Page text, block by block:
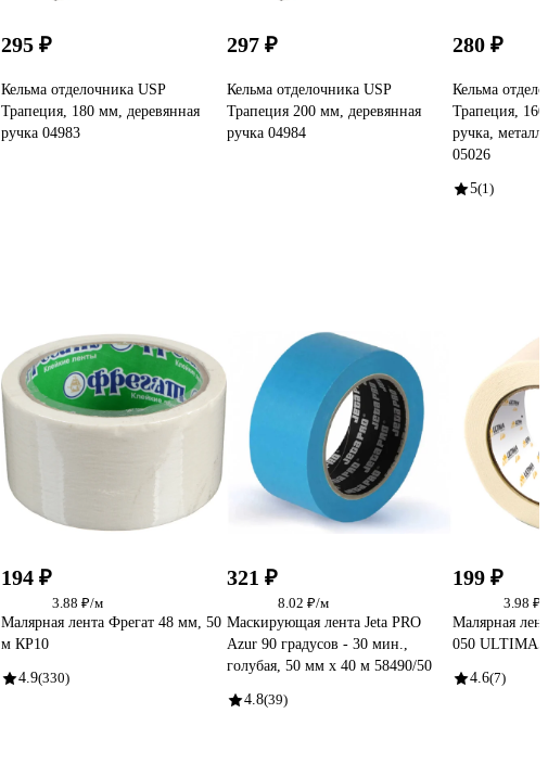
295 ₽
Кельма отделочника USP
Трапеция, 180 мм, деревянная
ручка 04983
297 ₽
Кельма отделочника USP
Трапеция 200 мм, деревянная
ручка 04984
280 ₽
Кельма
Трапеция,
ручка,
05026
5(1)
194 ₽
3.88 ₽/м
Малярная лента Фрегат 48 мм, 50
м КР10
4.9(330)
321 ₽
8.02 ₽/м
Маскирующая лента Jeta PRO
Azur 90 градусов - 30 мин.,
голубая, 50 мм х 40 м 58490/50
4.8(39)
199 ₽
3.98
Малярная
050
4.6(7)